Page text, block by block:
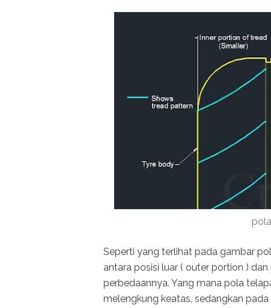
Seperti yang terlihat pada gambar
antara posisi luar ( outer portion )
perbedaannya. Yang mana pola
melengkung keatas, sedangkan